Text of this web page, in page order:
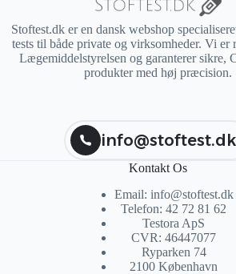
Stoftest.dk er en dansk webshop
tests til både private og virksomheder. Vi er
Lægemiddelstyrelsen og garanterer sikre,
produkter med høj præcision.
info@stoftest.dk
Kontakt Os
Email: info@stoftest.dk
Telefon: 42 72 81 62
Testora ApS
CVR: 46447077
Ryparken 74
2100 København